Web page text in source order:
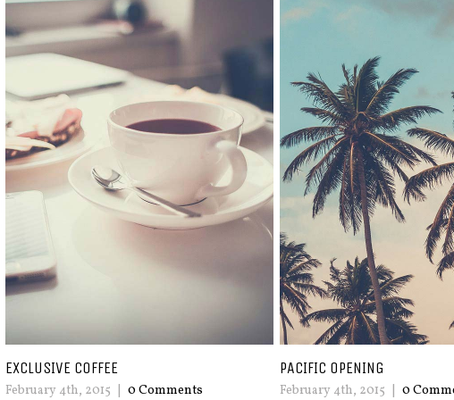
PACIFIC OPENING
February 4th, 2015 0 Comments
SYDNEY OPENING
January 4th, 2015 0